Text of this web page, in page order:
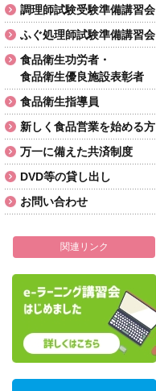
調理師試験受験準備講習会
ふぐ処理師試験準備講習会
食品衛生功労者・
食品衛生優良施設表彰者
食品衛生指導員
新しく食品営業を始める方
万一に備えた共済制度
DVD等の貸し出し
お問い合わせ
関連リンク